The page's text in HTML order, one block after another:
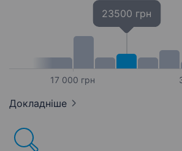
17 000 грн
23500 грн
Докладніше